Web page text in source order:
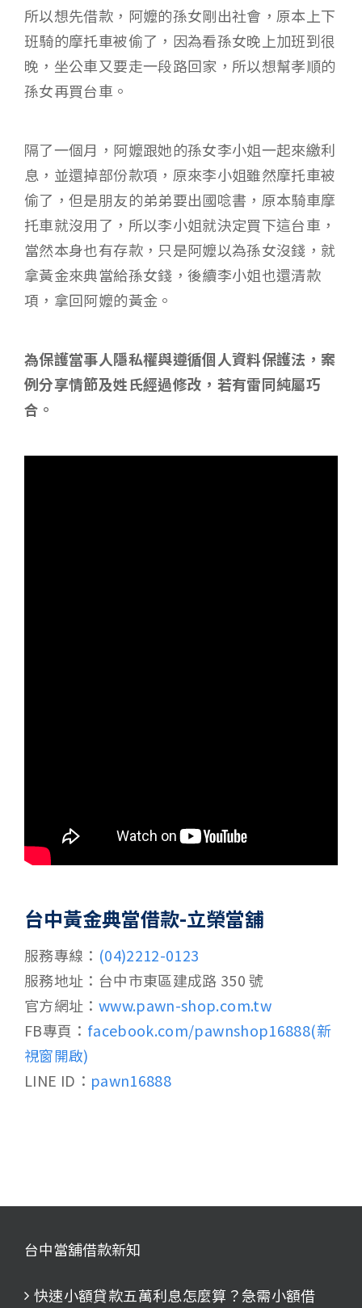
所以想先借款，阿嬤的孫女剛出社會，原本上下
班騎的摩托車被偷了，因為看孫女晚上加班到很
晚，坐公車又要走一段路回家，所以想幫孝順的
孫女再買台車。
隔了一個月，阿嬤跟她的孫女李小姐一起來繳利
息，並還掉部份款項，原來李小姐雖然摩托車被
偷了，但是朋友的弟弟要出國唸書，原本騎車摩
托車就沒用了，所以李小姐就決定買下這台車，
當然本身也有存款，只是阿嬤以為孫女沒錢，就
拿黃金來典當給孫女錢，後續李小姐也還清款
項，拿回阿嬤的黃金。
為保護當事人隱私權與遵循個人資料保護法，案
例分享情節及姓氏經過修改，若有雷同純屬巧
合。
台中黃金典當借款-立榮當舖
服務專線： (04)2212-0123
服務地址：台中市東區建成路 350 號
官方網址： www.pawn-shop.com.tw
FB專頁： facebook.com/pawnshop16888(新
視窗開啟)
LINE ID： pawn16888
台中當舖借款新知
快速小額貸款五萬利息怎麼算？急需小額借